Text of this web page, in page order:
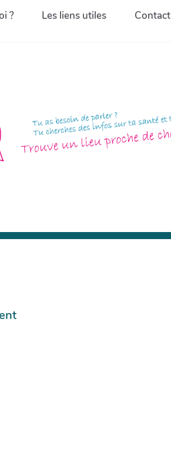
? Les liens utiles Contact